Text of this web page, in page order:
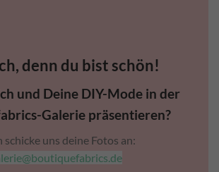
denn du bist schön!
und Deine DIY-Mode in der
Galerie präsentieren?
schicke uns deine Fotos an: